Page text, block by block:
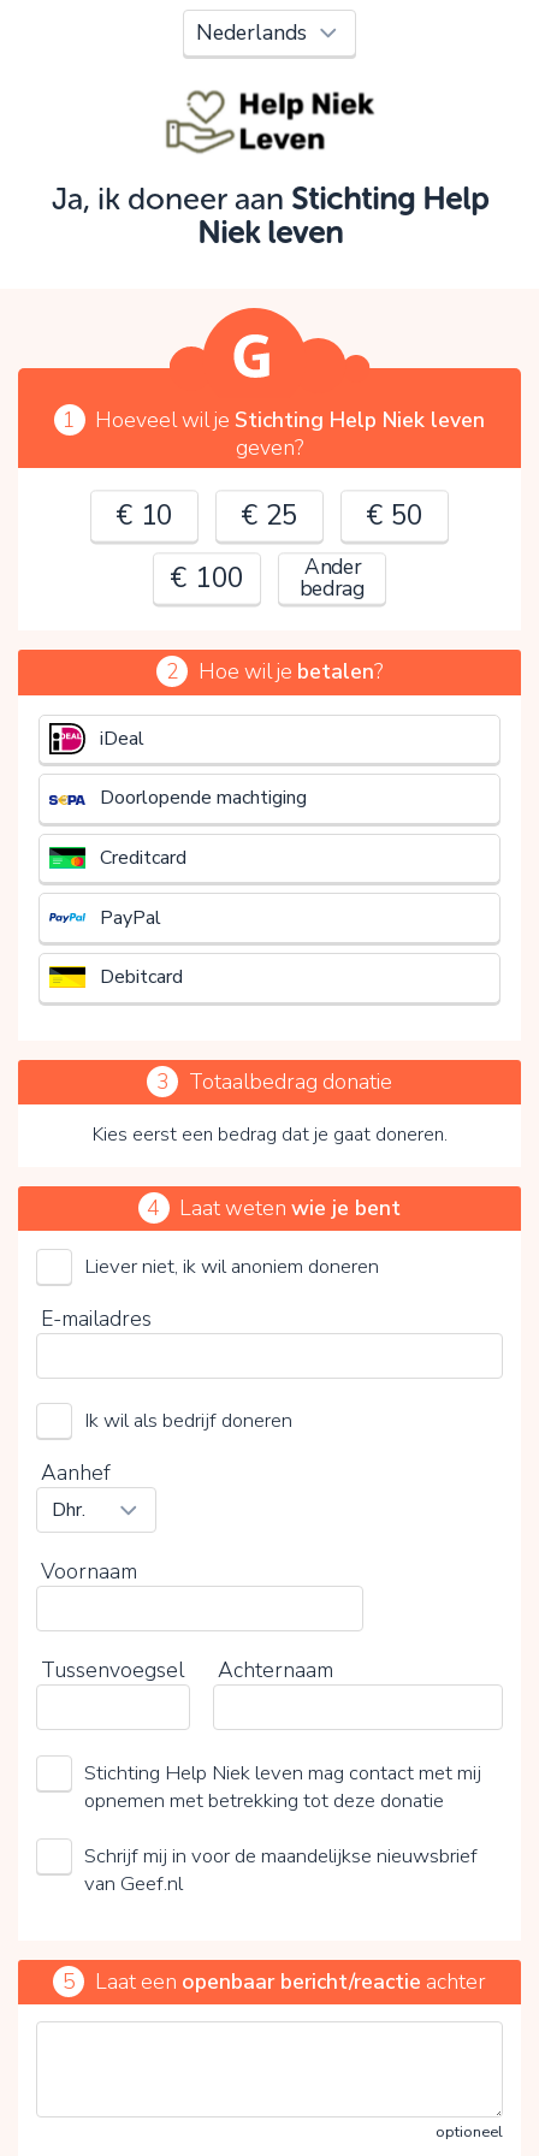
Ja, ik doneer aan Stichting Help
Niek leven
1 Hoeveel wil je Stichting Help Niek leven
geven?
€ 10 € 25
€ 50
€ 100
Ander
bedrag
€
2 Hoe wil je betalen?
iDeal
Doorlopende machtiging
Creditcard
PayPal
Debitcard
3 Totaalbedrag donatie
Kies eerst een bedrag dat je gaat doneren.
Stichting Help Niek leven
Kies je vrijwillige bijdrage
0%
4 Laat wetenwie je bent
Liever niet, ik wil anoniem doneren
E-mailadres
Ik wil als bedrijf doneren
Aanhef
Voornaam
Tussenvoegsel Achternaam
Stichting Help Niek leven mag contact met mij
opnemen met betrekking tot deze donatie
Schrijf mij in voor de maandelijkse nieuwsbrief
van Geef.nl
5 Laat een openbaar bericht/reactie achter
optioneel
Oeps!
Je kunt nog niet verder vanwege:
Controleer en verbeter je invoer en probeer het
OK